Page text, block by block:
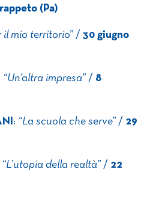
(Pa)
il mio territorio” / 30 giugno
“Un’altra impresa” / 8
: “La scuola che serve” / 29
“L’utopia della realtà” / 22